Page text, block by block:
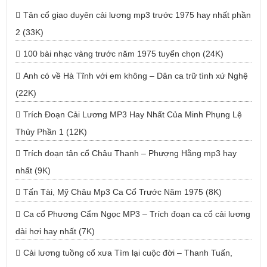
Tân cổ giao duyên cải lương mp3 trước 1975 hay nhất phần
2 (33K)
100 bài nhạc vàng trước năm 1975 tuyển chọn (24K)
Anh có về Hà Tĩnh với em không – Dân ca trữ tình xứ Nghệ
(22K)
Trích Đoạn Cải Lương MP3 Hay Nhất Của Minh Phụng Lệ
Thủy Phần 1 (12K)
Trích đoạn tân cổ Châu Thanh – Phượng Hằng mp3 hay
nhất (9K)
Tấn Tài, Mỹ Châu Mp3 Ca Cổ Trước Năm 1975 (8K)
Ca cổ Phương Cẩm Ngọc MP3 – Trích đoạn ca cổ cải lương
dài hơi hay nhất (7K)
Cải lương tuồng cổ xưa Tìm lại cuộc đời – Thanh Tuấn,